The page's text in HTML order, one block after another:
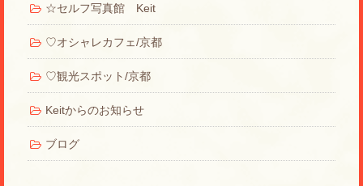
☆セルフ写真館 Keit
♡オシャレカフェ/京都
♡観光スポット/京都
Keitからのお知らせ
ブログ